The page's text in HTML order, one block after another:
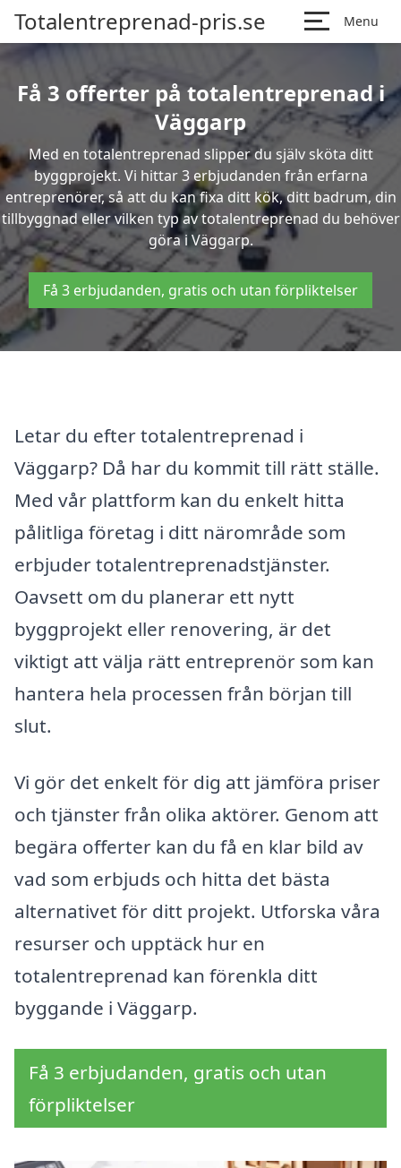
Totalentreprenad-pris.se Menu
Få 3 offerter på totalentreprenad i
Väggarp
Med en totalentreprenad slipper du själv sköta ditt
byggprojekt. Vi hittar 3 erbjudanden från erfarna
entreprenörer, så att du kan fixa ditt kök, ditt badrum, din
tillbyggnad eller vilken typ av totalentreprenad du behöver
göra i Väggarp.
Få 3 erbjudanden, gratis och utan förpliktelser
Letar du efter totalentreprenad i
Väggarp? Då har du kommit till rätt ställe.
Med vår plattform kan du enkelt hitta
pålitliga företag i ditt närområde som
erbjuder totalentreprenadstjänster.
Oavsett om du planerar ett nytt
byggprojekt eller renovering, är det
viktigt att välja rätt entreprenör som kan
hantera hela processen från början till
slut.
Vi gör det enkelt för dig att jämföra priser
och tjänster från olika aktörer. Genom att
begära offerter kan du få en klar bild av
vad som erbjuds och hitta det bästa
alternativet för ditt projekt. Utforska våra
resurser och upptäck hur en
totalentreprenad kan förenkla ditt
byggande i Väggarp.
Få 3 erbjudanden, gratis och utan
förpliktelser